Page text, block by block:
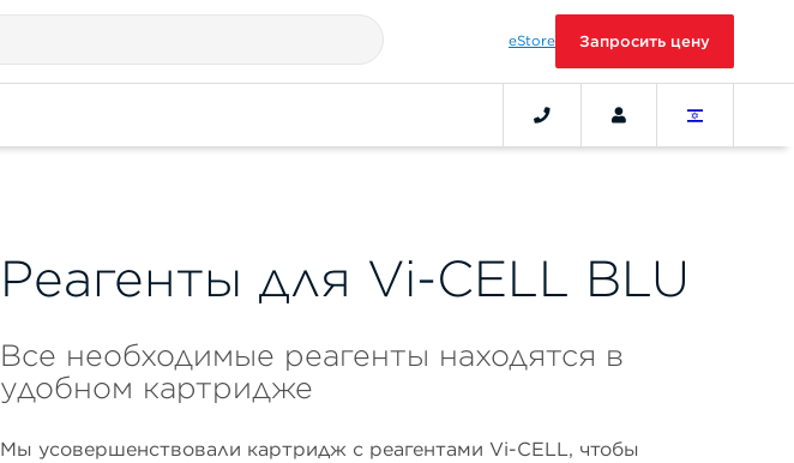
eStore Запросить цену
Реагенты для Vi-CELL BLU
Все необходимые реагенты находятся в
удобном картридже
Мы усовершенствовали картридж с реагентами Vi-CELL, чтобы